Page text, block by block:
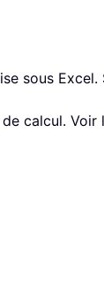
sous Excel.
calcul. Voir